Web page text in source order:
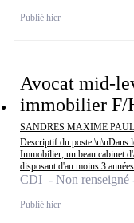
Publié hier
Avocat mid-
immobilier F/
SANDRES MAXIME
Descriptif du poste:\n\nDans
Immobilier, un beau cabinet
disposant d'au moins 3
CDI - Non renseigné
Publié hier